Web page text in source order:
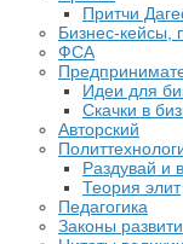
Притчи
Бизнес-кейсы,
ФСА
Идеи для
Скачки в
Авторский
Раздувай и
Теория элит
​Педагогика
Законы